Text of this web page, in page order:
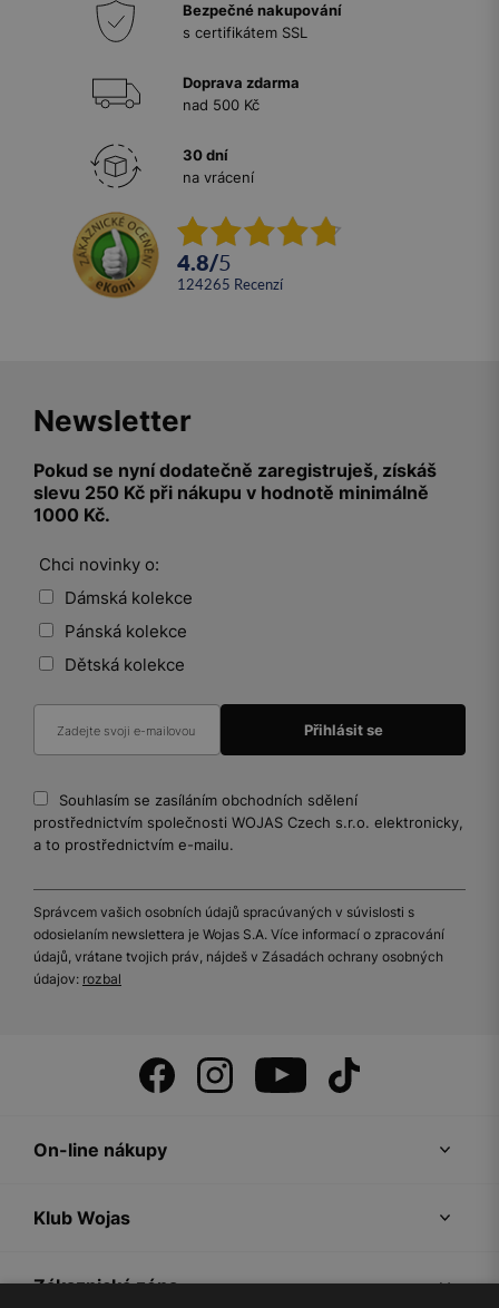
Bezpečné nakupování
s certifikátem SSL
Doprava zdarma
nad 500 Kč
30 dní
na vrácení
4.8/5
124265 recenzí
Newsletter
Pokud se nyní dodatečně zaregistruješ, získáš
slevu 250 Kč při nákupu v hodnotě minimálně
1000 Kč.
Chci novinky o:
Dámská kolekce
Pánská kolekce
Dětská kolekce
Souhlasím se zasíláním obchodních sdělení
prostřednictvím společnosti WOJAS Czech s.r.o. elektronicky,
a to prostřednictvím e-mailu.
Správcem vašich osobních údajů spracúvaných v súvislosti s
odosielaním newslettera je Wojas S.A. Více informací o zpracování
údajů, vrátane tvojich práv, nájdeš v Zásadách ochrany osobných
údajov: rozbal
On-line nákupy
Klub Wojas
Zákaznická zóna